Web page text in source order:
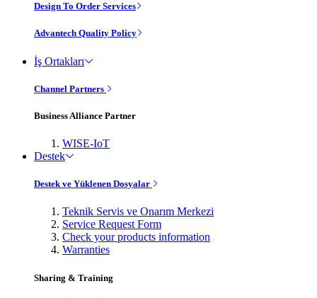
Design To Order Services
Advantech Quality Policy
İş Ortakları
Channel Partners
Business Alliance Partner
WISE-IoT
Destek
Destek ve Yüklenen Dosyalar
Teknik Servis ve Onarım Merkezi
Service Request Form
Check your products information
Warranties
Sharing & Training